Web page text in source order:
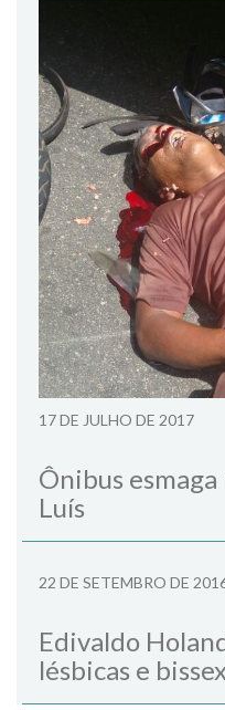
17 DE JULHO DE 2017
Ônibus
Luís
22 DE SETEMBRO DE
Edivaldo
lésbicas e